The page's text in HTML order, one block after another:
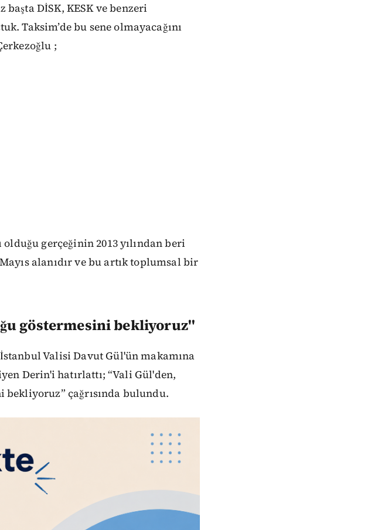
DİSK, KESK ve benzeri
Taksim’de bu sene olmayacağını
;
olduğu gerçeğinin 2013 yılından beri
alanıdır ve bu artık toplumsal bir
göstermesini bekliyoruz''
Valisi Davut Gül'ün makamına
Derin'i hatırlattı; “Vali Gül'den,
bekliyoruz” çağrısında bulundu.